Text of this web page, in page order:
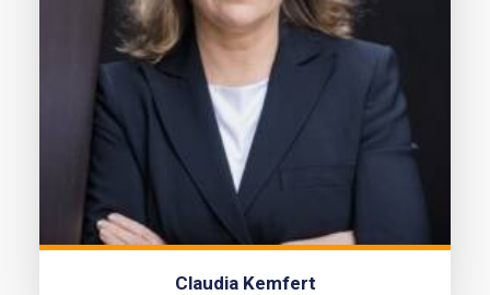
Claudia Kemfert